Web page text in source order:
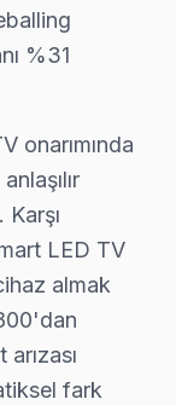
ve garanti fişi
bilgilendirme
için
Parçası –
Ne Kadar?
fiyatları,
ünitesi tamir
– ₺1.200
%31
onarımında
LED TV
almak
fark